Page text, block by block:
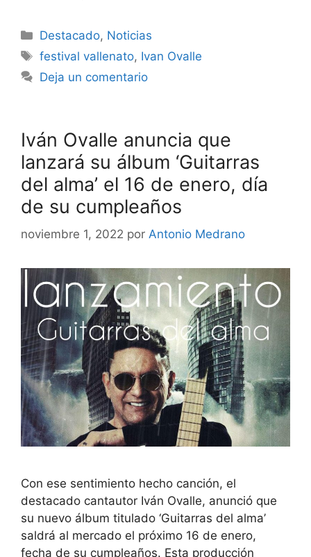
Destacado, Noticias
festival vallenato, Ivan Ovalle
Deja un comentario
Iván Ovalle anuncia que
lanzará su álbum ‘Guitarras
del alma’ el 16 de enero, día
de su cumpleaños
noviembre 1, 2022 por Antonio Medrano
Con ese sentimiento hecho canción, el
destacado cantautor Iván Ovalle, anunció que
su nuevo álbum titulado ‘Guitarras del alma’
saldrá al mercado el próximo 16 de enero,
fecha de su cumpleaños. Esta producción